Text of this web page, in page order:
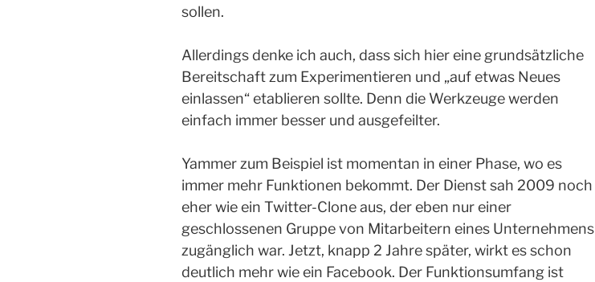
sollen.
Allerdings denke ich auch, dass sich hier eine grundsätzliche
Bereitschaft zum Experimentieren und „auf etwas Neues
einlassen“ etablieren sollte. Denn die Werkzeuge werden
einfach immer besser und ausgefeilter.
Yammer zum Beispiel ist momentan in einer Phase, wo es
immer mehr Funktionen bekommt. Der Dienst sah 2009 noch
eher wie ein Twitter-Clone aus, der eben nur einer
geschlossenen Gruppe von Mitarbeitern eines Unternehmens
zugänglich war. Jetzt, knapp 2 Jahre später, wirkt es schon
deutlich mehr wie ein Facebook. Der Funktionsumfang ist